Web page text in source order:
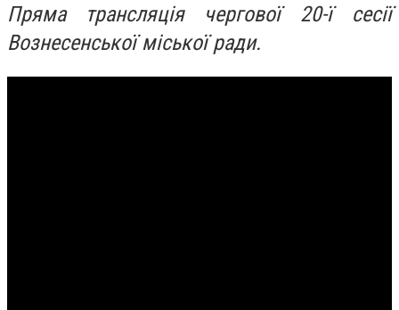
Пряма трансляція чергової 20-ї сесії
Вознесенської міської ради.